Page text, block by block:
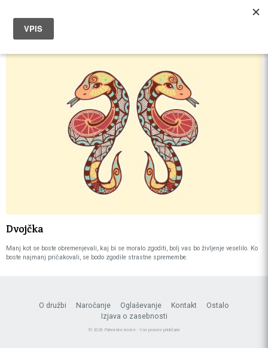
Dvojčka
Manj kot se boste obremenjevali, kaj bi se moralo zgoditi, bolj vas bo življenje veselilo. Ko
boste najmanj pričakovali, se bodo zgodile strastne spremembe.
O družbi Naročanje Oglaševanje Kontakt
Ostalo
Izjava o zasebnosti
© 2026 Primorske novice - Vse pravice pridržane